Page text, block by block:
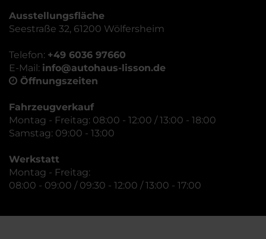
Ausstellungsfläche
Seestraße 32, 61200 Wölfersheim
Telefon: +49 6036 97660
E-Mail: info@autohaus-lisson.de
Öffnungszeiten
Fahrzeugverkauf
Montag - Freitag: 08:00 - 12:00 / 13:00 - 18:00
Samstag: 09:00 - 13:00
Werkstatt
Montag - Freitag:
08:00 - 09:00 / 09:30 - 12:00 / 13:00 - 17:00